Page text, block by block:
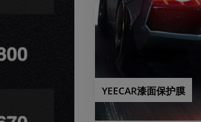
YEECAR漆面保护膜